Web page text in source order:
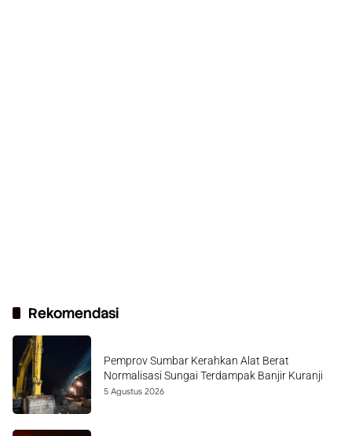
Rekomendasi
Pemprov Sumbar Kerahkan Alat Berat
Normalisasi Sungai Terdampak Banjir Kuranji
5 Agustus 2026